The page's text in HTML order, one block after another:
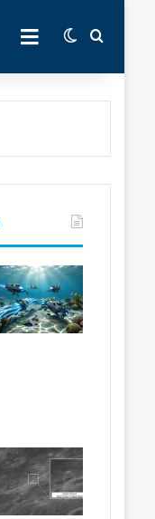
РУБРИКИSwitch skin